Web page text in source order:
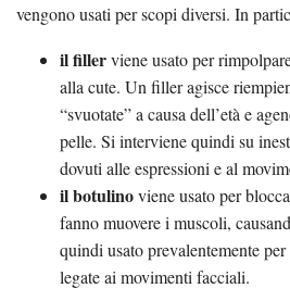
vengono usati per scopi diversi. In
il fillerviene usato per
alla cute. Un filler agisce
“svuotate” a causa dell’età e
pelle. Si interviene quindi su
dovuti alle espressioni e al
il botulinoviene usato per
fanno muovere i muscoli,
quindi usato prevalentemente per
legate ai movimenti facciali.